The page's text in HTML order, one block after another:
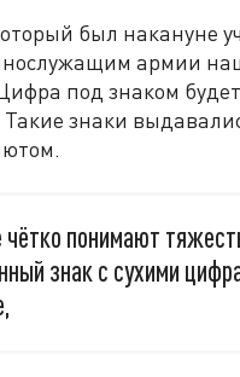
был накануне
армии
под знаком
знаки
понимают
знак с сухими